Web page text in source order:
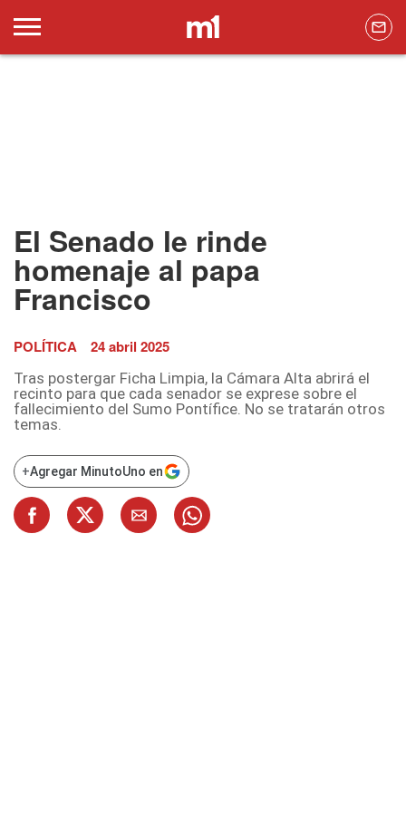
El Senado le rinde
homenaje al papa
Francisco
POLÍTICA 24 abril 2025
Tras postergar Ficha Limpia, la Cámara Alta abrirá el
recinto para que cada senador se exprese sobre el
fallecimiento del Sumo Pontífice. No se tratarán otros
temas.
+Agregar MinutoUno en